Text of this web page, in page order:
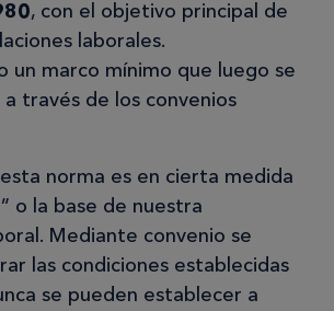
, con el objetivo principal de
laborales.
un marco mínimo que luego se
través de los convenios
norma es en cierta medida
o la base de nuestra
Mediante convenio se
las condiciones establecidas
se pueden establecer a